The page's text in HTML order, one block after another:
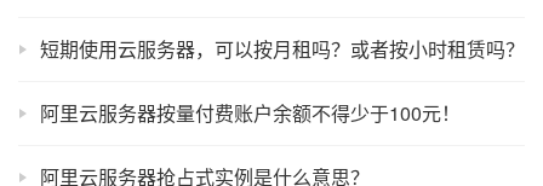
短期使用云服务器，可以按月租吗？或者按小时租赁吗？
阿里云服务器按量付费账户余额不得少于100元！
阿里云服务器抢占式实例是什么意思？